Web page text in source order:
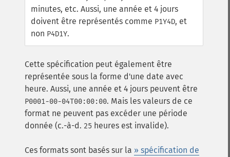
minutes, etc. Aussi, une année et 4 jours
doivent être représentés comme P1Y4D, et
non P4D1Y.
Cette spécification peut également être
représentée sous la forme d'une date avec
heure. Aussi, une année et 4 jours peuvent être
P0001-00-04T00:00:00. Mais les valeurs de ce
format ne peuvent pas excéder une période
donnée (c.-à-d. 25 heures est invalide).
Ces formats sont basés sur la » spécification de